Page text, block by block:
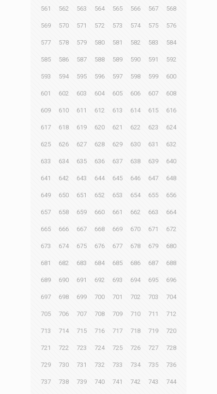
561 562 563 564 565 566 567 568
569 570 571 572 573 574 575 576
577 578 579 580 581 582 583 584
585 586 587 588 589 590 591 592
593 594 595 596 597 598 599 600
601 602 603 604 605 606 607 608
609 610 611 612 613 614 615 616
617 618 619 620 621 622 623 624
625 626 627 628 629 630 631 632
633 634 635 636 637 638 639 640
641 642 643 644 645 646 647 648
649 650 651 652 653 654 655 656
657 658 659 660 661 662 663 664
665 666 667 668 669 670 671 672
673 674 675 676 677 678 679 680
681 682 683 684 685 686 687 688
689 690 691 692 693 694 695 696
697 698 699 700 701 702 703 704
705 706 707 708 709 710 711 712
713 714 715 716 717 718 719 720
721 722 723 724 725 726 727 728
729 730 731 732 733 734 735 736
737 738 739 740 741 742 743 744